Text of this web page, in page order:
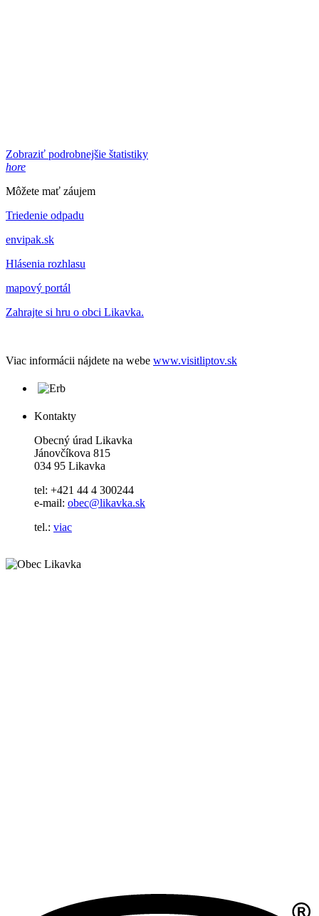
Zobraziť podrobnejšie štatistiky
hore
Môžete mať záujem
Triedenie odpadu
envipak.sk
Hlásenia rozhlasu
mapový portál
Zahrajte si hru o obci Likavka.
Viac informácii nájdete na webe www.visitliptov.sk
Kontakty
Obecný úrad Likavka
Jánovčíkova 815
034 95 Likavka
tel: +421 44 4 300244
e-mail: obec@likavka.sk
tel.: viac